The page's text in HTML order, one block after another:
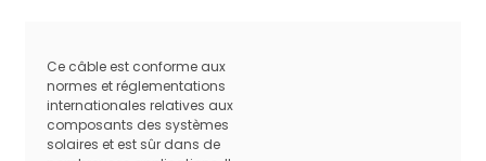
Ce câble est conforme aux
normes et réglementations
internationales relatives aux
composants des systèmes
solaires et est sûr dans de
Température ambiante
Propriétés d'endurance
thermique
120℃, 2000h, allongement à la
rupture ≥ 50%
Essai de pression à
EN60811-3-1